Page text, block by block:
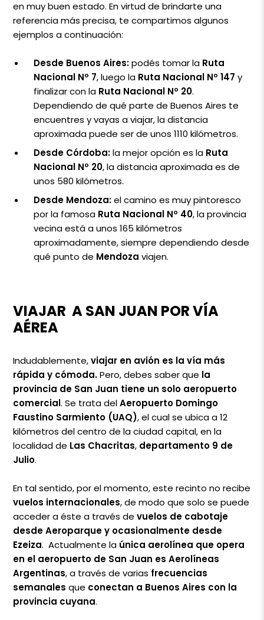
en muy buen estado. En virtud de brindarte una
referencia más precisa, te compartimos algunos
ejemplos a continuación:
Desde Buenos Aires:podés tomar la Ruta
Nacional Nº 7, luego la Ruta Nacional Nº 147 y
finalizar con la Ruta Nacional Nº 20.
Dependiendo de qué parte de Buenos Aires te
encuentres y vayas a viajar, la distancia
aproximada puede ser de unos 1110 kilómetros.
Desde Córdoba:la mejor opción es la Ruta
Nacional Nº 20, la distancia aproximada es de
unos 580 kilómetros.
Desde Mendoza:el camino es muy pintoresco
por la famosa Ruta Nacional Nº 40, la provincia
vecina está a unos 165 kilómetros
aproximadamente, siempre dependiendo desde
qué punto de Mendoza viajen.
VIAJAR A SAN JUAN POR VÍA
AÉREA
Indudablemente,viajar en avión es la vía más
rápida y cómoda.Pero, debes saber que la
provincia de San Juan tiene un solo aeropuerto
comercial. Se trata delAeropuerto Domingo
Faustino Sarmiento (UAQ), el cual se ubica a 12
kilómetros del centro de la ciudad capital, en la
localidad de Las Chacritas, departamento 9 de
Julio.
En tal sentido, por el momento, este recinto no recibe
vuelos internacionales, de modo que solo se puede
acceder a éste a través devuelos de cabotaje
desde Aeroparque y ocasionalmente desde
Ezeiza. Actualmente la única aerolínea que opera
en el aeropuerto de San Juan es Aerolíneas
Argentinas, a través de varias frecuencias
semanales que conectan a Buenos Aires con la
provincia cuyana.